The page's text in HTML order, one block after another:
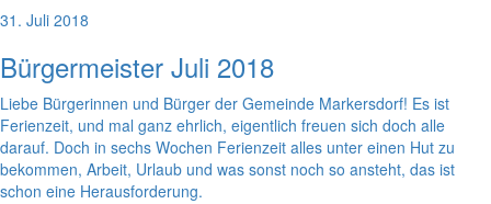
31. Juli 2018
Bürgermeister Juli 2018
Liebe Bürgerinnen und Bürger der Gemeinde Markersdorf! Es ist
Ferienzeit, und mal ganz ehrlich, eigentlich freuen sich doch alle
darauf. Doch in sechs Wochen Ferienzeit alles unter einen Hut zu
bekommen, Arbeit, Urlaub und was sonst noch so ansteht, das ist
schon eine Herausforderung.